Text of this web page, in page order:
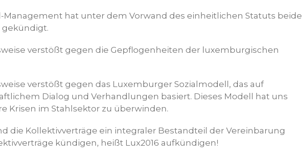
Management hat unter dem Vorwand des einheitlichen Statuts beide
gekündigt.
verstößt gegen die Gepflogenheiten der luxemburgischen
verstößt gegen das Luxemburger Sozialmodell, das auf
Dialog und Verhandlungen basiert. Dieses Modell hat uns
Krisen im Stahlsektor zu überwinden.
die Kollektivverträge ein integraler Bestandteil der Vereinbarung
kündigen, heißt Lux2016 aufkündigen!